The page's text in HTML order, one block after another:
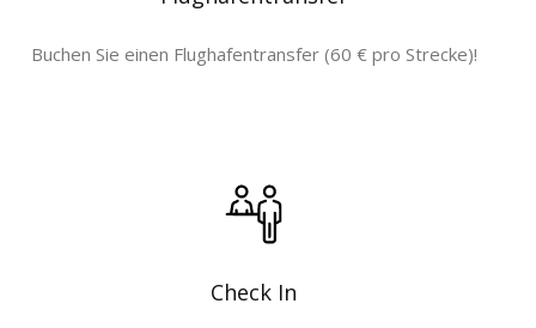
Buchen Sie einen Flughafentransfer (60 € pro Strecke)!
Check In